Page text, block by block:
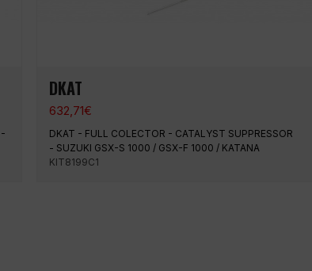
DKAT
632,71€
DKAT - FULL COLECTOR - CATALYST SUPPRESSOR
- SUZUKI GSX-S 1000 / GSX-F 1000 / KATANA
KIT8199C1